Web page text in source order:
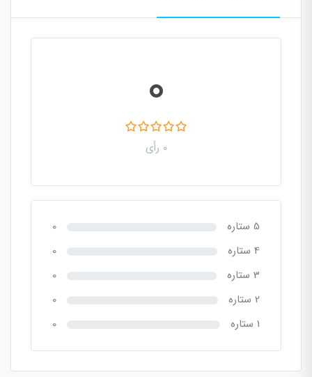
0
0 رأی
5 ستاره
0
4 ستاره
0
3 ستاره
0
2 ستاره
0
1 ستاره
0